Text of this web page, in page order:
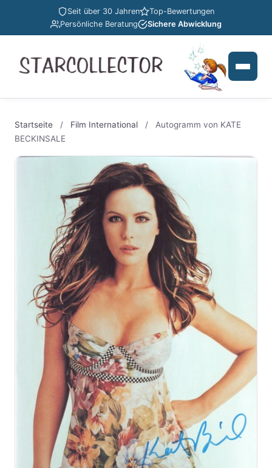
Seit über 30 Jahren
Top-Bewertungen
Persönliche Beratung
Sichere Abwicklung
Startseite / Film International /
Autogramm von KATE
BECKINSALE